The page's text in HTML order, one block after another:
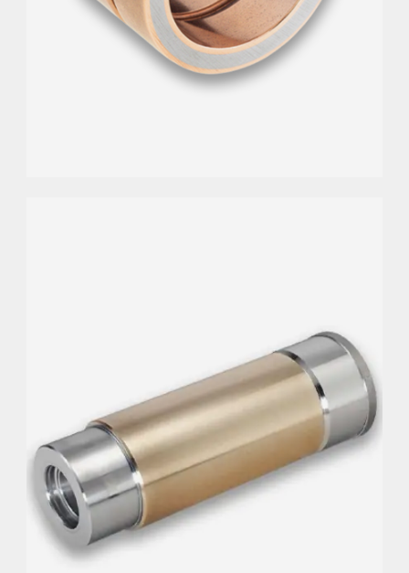
Gewährleistet hervorragende Gleiteigenschaften
bei hohen Geschwindigkeiten, selbst bei
vorübergehendem Schmiermittelverlust.
Hohe Beständigkeit gegen Vibrationen und
Resonanzen.
Ermöglicht minimales Lagerspiel bei maximaler
Präzision.